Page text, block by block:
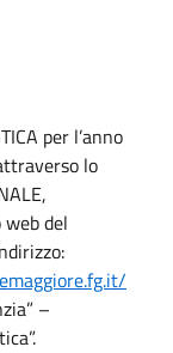
per l’anno
lo
web del
–